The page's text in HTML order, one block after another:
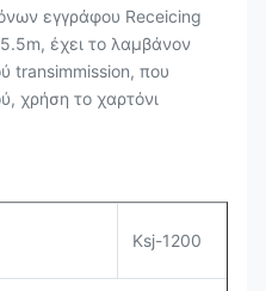
εγγράφου Receicing
έχει το λαμβάνον
transimmission, που
χρήση το χαρτόνι
Ksj-1200